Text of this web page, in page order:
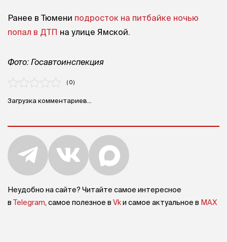
Ранее в Тюмени подросток на питбайке ночью
попал в ДТП на улице Ямской.
Фото: Госавтоинспекция
( 0 )
Загрузка комментариев...
Неудобно на сайте? Читайте самое интересное
в Telegram, самое полезное в Vkи самое актуальное в MAX